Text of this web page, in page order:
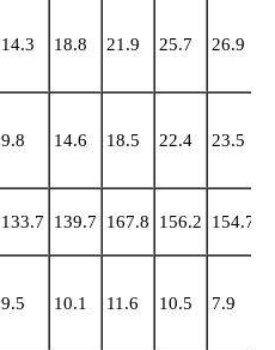
14.3 18.8 21.9 25.7 26.9
9.8 14.6 18.5 22.4 23.5
133.7 139.7 167.8 156.2 154.7
9.5 10.1 11.6 10.5 7.9